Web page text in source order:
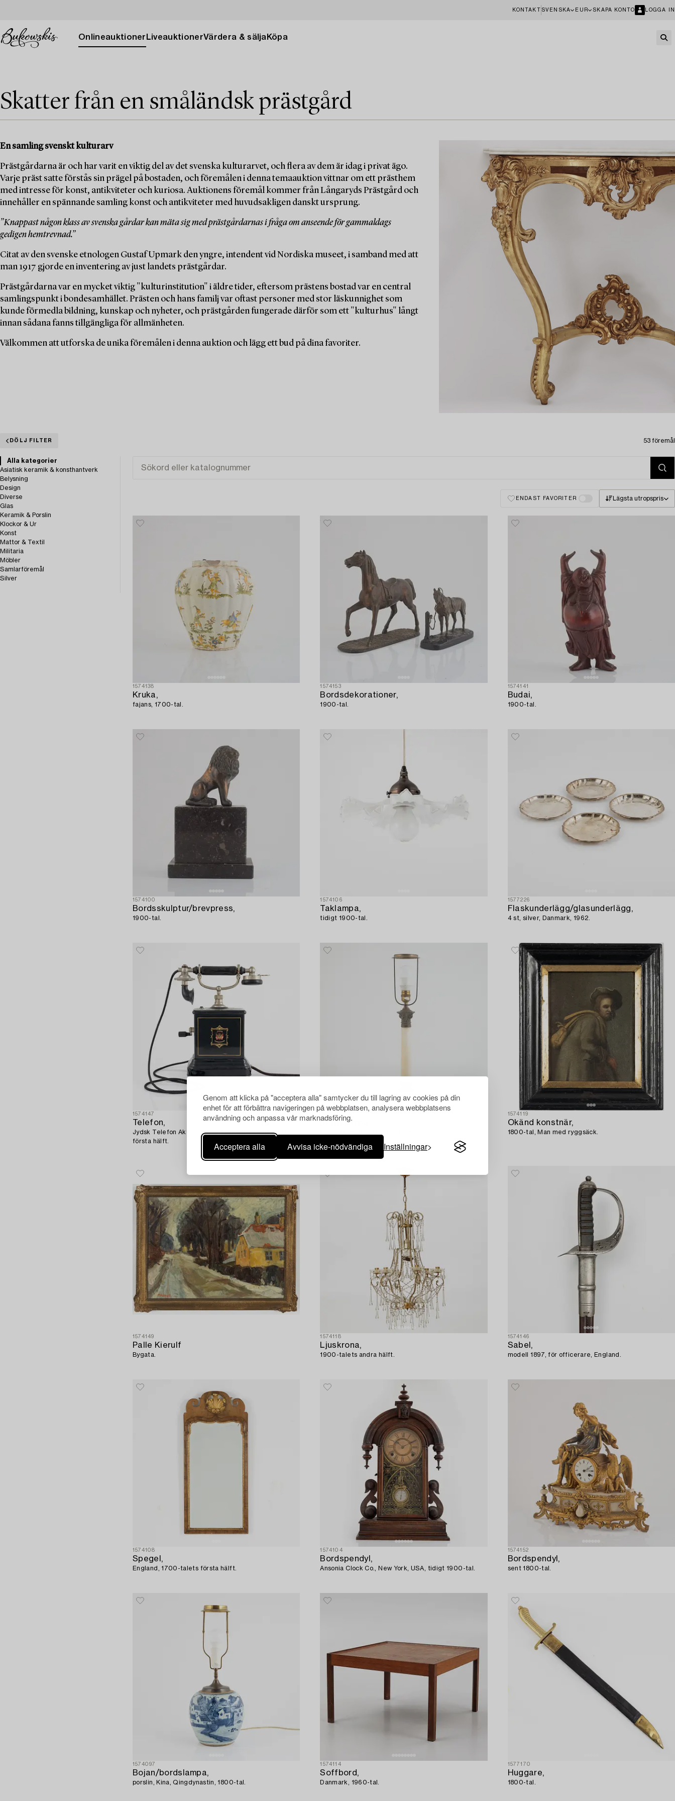
Genom att klicka på "acceptera alla" samtycker du till lagring av cookies på din
enhet för att förbättra navigeringen på webbplatsen, analysera webbplatsens
användning och anpassa vår marknadsföring.
Acceptera alla Avvisa icke-nödvändiga Inställningar
KONTAKT SVENSKA EUR SKAPA KONTO LOGGA IN
Onlineauktioner LiveauktionerVärdera & sälja Köpa
Skatter från en småländsk prästgård
En samling svenskt kulturarv
Prästgårdarna är och har varit en viktig del av det svenska kulturarvet, och flera av dem är idag i privat ägo.
Varje präst satte förstås sin prägel på bostaden, och föremålen i denna temaauktion vittnar om ett prästhem
med intresse för konst, antikviteter och kuriosa. Auktionens föremål kommer från Långaryds Prästgård och
innehåller en spännande samling konst och antikviteter med huvudsakligen danskt ursprung.
”Knappast någon klass av svenska gårdar kan mäta sig med prästgårdarnas i fråga om anseende för gammaldags
gedigen hemtrevnad.”
Citat av den svenske etnologen Gustaf Upmark den yngre, intendent vid Nordiska museet, i samband med att
man 1917 gjorde en inventering av just landets prästgårdar.
Prästgårdarna var en mycket viktig "kulturinstitution" i äldre tider, eftersom prästens bostad var en central
samlingspunkt i bondesamhället. Prästen och hans familj var oftast personer med stor läskunnighet som
kunde förmedla bildning, kunskap och nyheter, och prästgården fungerade därför som ett "kulturhus" långt
innan sådana fanns tillgängliga för allmänheten.
Välkommen att utforska de unika föremålen i denna auktion och lägg ett bud på dina favoriter.
DÖLJ FILTER 53 föremål
Alla kategorier
Asiatisk keramik & konsthantverk
Belysning
Design
Diverse
Glas
Keramik & Porslin
Klockor & Ur
Konst
Mattor & Textil
Militaria
Möbler
Samlarföremål
Silver
ENDAST FAVORITER Lägsta utropspris
1574138
Kruka,
fajans, 1700-tal.
1574153
Bordsdekorationer,
1900-tal.
1574141
Budai,
1900-tal.
1574100
Bordsskulptur/brevpress,
1900-tal.
1574106
Taklampa,
tidigt 1900-tal.
1577226
Flaskunderlägg/glasunderlägg,
4 st, silver, Danmark, 1962.
1574147
Telefon,
Jydsk Telefon Aktieselskab, Danmark, 1900-talets
första hälft.
Bordslampa,
1574119
Okänd konstnär,
1800-tal, Man med ryggsäck.
1574149
Palle Kierulf
Bygata.
1574118
Ljuskrona,
1900-talets andra hälft.
1574146
Sabel,
modell 1897, för officerare, England.
1574108
Spegel,
England, 1700-talets första hälft.
1574104
Bordspendyl,
Ansonia Clock Co., New York, USA, tidigt 1900-tal.
1574152
Bordspendyl,
sent 1800-tal.
1574097
Bojan/bordslampa,
porslin, Kina, Qingdynastin, 1800-tal.
1574114
Soffbord,
Danmark, 1960-tal.
1577170
Huggare,
1800-tal.